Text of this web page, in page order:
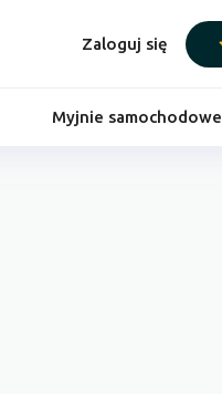
Zaloguj się
Myjnie samochodowe